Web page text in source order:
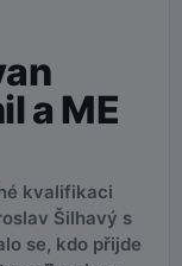
a ME
kvalifikaci
Šilhavý s
se, kdo přijde